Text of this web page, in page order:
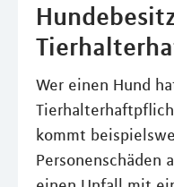
Wer einen Hund
kommt
Personenschäden